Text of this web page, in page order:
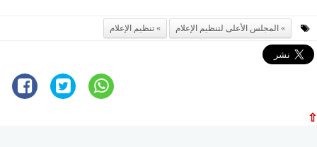
المجلس الأعلى لتنظيم الإعلام تنظيم الإعلام
⇧